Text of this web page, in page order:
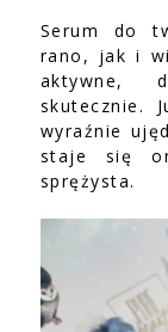
Serum do
rano, jak i
aktywne,
skutecznie.
wyraźnie
staje się
sprężysta.